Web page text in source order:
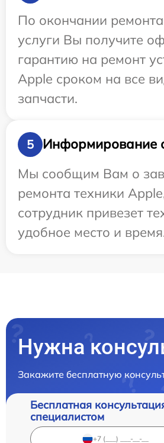
По окончании
услуги Вы получите
гарантию на ремонт
Apple сроком на все
запчасти.
5
Информирование
Мы сообщим Вам о
ремонта техники
сотрудник привезет
удобное место и
Нужна
Закажите бесплатную
Бесплатная
специалистом